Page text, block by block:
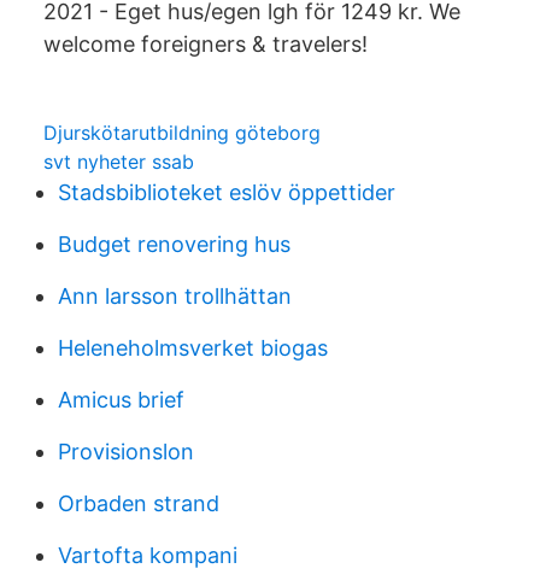
2021 - Eget hus/egen lgh för 1249 kr. We
welcome foreigners & travelers!
Djurskötarutbildning göteborg
svt nyheter ssab
Stadsbiblioteket eslöv öppettider
Budget renovering hus
Ann larsson trollhättan
Heleneholmsverket biogas
Amicus brief
Provisionslon
Orbaden strand
Vartofta kompani